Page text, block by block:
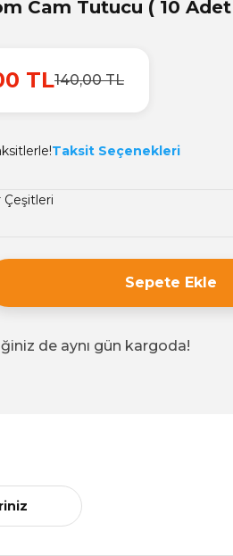
Cam Tutucu ( 10
TL140,00 TL
Taksit Seçenekleri
Çeşitleri
Sepete Ekle
de aynı gün kargoda!